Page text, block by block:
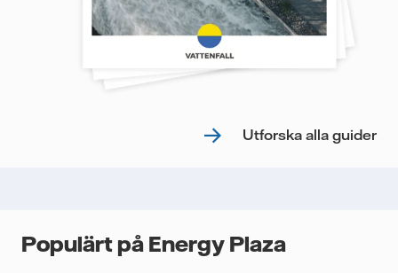
Utforska alla guider
Populärt på Energy Plaza